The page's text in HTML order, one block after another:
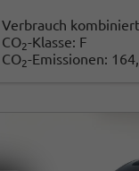
Verbrauch
CO2-Klasse: F
CO2-Emissionen: